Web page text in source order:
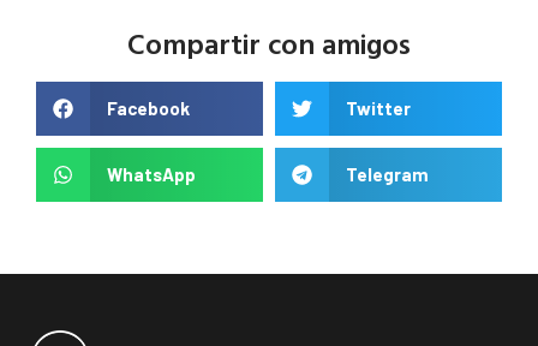
Compartir con amigos
Facebook Twitter
WhatsApp Telegram